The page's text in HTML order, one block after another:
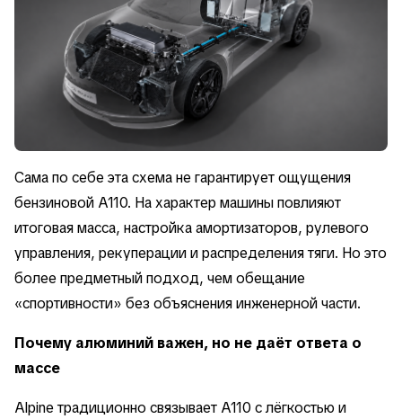
Сама по себе эта схема не гарантирует ощущения
бензиновой A110. На характер машины повлияют
итоговая масса, настройка амортизаторов, рулевого
управления, рекуперации и распределения тяги. Но это
более предметный подход, чем обещание
«спортивности» без объяснения инженерной части.
Почему алюминий важен, но не даёт ответа о
массе
Alpine традиционно связывает A110 с лёгкостью и